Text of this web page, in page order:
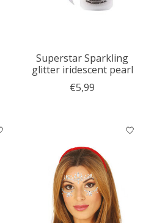
Superstar Sparkling
glitter iridescent pearl
€5,99